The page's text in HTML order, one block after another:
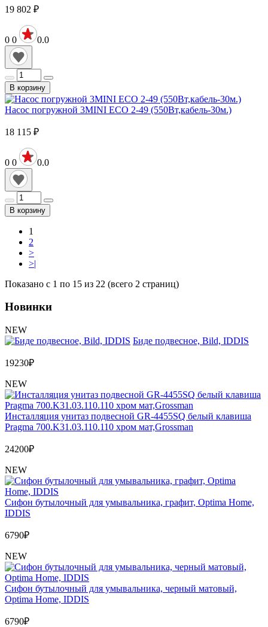
19 802 ₽
0 0 0.0
В корзину
Насос погружной 3MINI ECO 2-49 (550Вт,кабель-30м.)
18 115 ₽
0 0 0.0
В корзину
1
2
>
>|
Показано с 1 по 15 из 22 (всего 2 страниц)
Новинки
NEW
Биде подвесное, Bild, IDDIS
19230₽
NEW
Инсталляция унитаз подвесной GR-4455SQ белый клавиша
Pragma 700.K31.03.110.110 хром мат,Grossman
24200₽
NEW
Сифон бутылочный для умывальника, графит, Optima Home,
IDDIS
6790₽
NEW
Сифон бутылочный для умывальника, черный матовый,
Optima Home, IDDIS
6790₽